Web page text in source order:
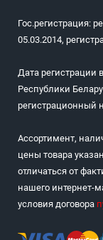
Гос.регистрация:
05.03.2014,
Дата регистрации
Республики
регистрационный
Ассортимент,
цены товара
отличаться от
нашего интернет-
условия договора